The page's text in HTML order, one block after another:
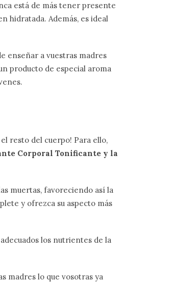
está de más tener presente
hidratada. Además, es ideal
enseñar a vuestras madres
producto de especial aroma
resto del cuerpo! Para ello,
Corporal Tonificante y la
muertas, favoreciendo así la
y ofrezca su aspecto más
los nutrientes de la
madres lo que vosotras ya